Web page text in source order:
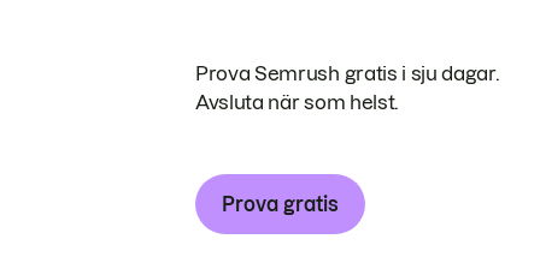
Prova Semrush gratis i sju dagar.
Avsluta när som helst.
Prova gratis